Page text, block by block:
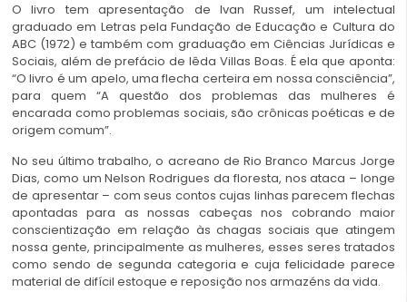
O livro tem apresentação de Ivan Russef, um intelectual
graduado em Letras pela Fundação de Educação e Cultura do
ABC (1972) e também com graduação em Ciências Jurídicas e
Sociais, além de prefácio de Iêda Villas Boas. É ela que aponta:
“O livro é um apelo, uma flecha certeira em nossa consciência”,
para quem “A questão dos problemas das mulheres é
encarada como problemas sociais, são crônicas poéticas e de
origem comum”.
No seu último trabalho, o acreano de Rio Branco Marcus Jorge
Dias, como um Nelson Rodrigues da floresta, nos ataca – longe
de apresentar – com seus contos cujas linhas parecem flechas
apontadas para as nossas cabeças nos cobrando maior
conscientização em relação às chagas sociais que atingem
nossa gente, principalmente as mulheres, esses seres tratados
como sendo de segunda categoria e cuja felicidade parece
material de difícil estoque e reposição nos armazéns da vida.